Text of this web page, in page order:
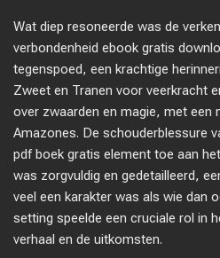
Wat diep resoneerde was de
verbondenheid ebook gratis
tegenspoed, een krachtige
Zweet en Tranen voor veerkracht
over zwaarden en magie, met een
Amazones. De schouderblessure
pdf boek gratis element toe aan
was zorgvuldig en gedetailleerd,
veel een karakter was als wie dan
setting speelde een cruciale rol in
verhaal en de uitkomsten.